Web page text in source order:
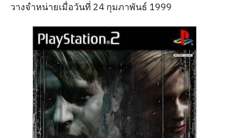
วางจำหน่ายเมื่อวันที่ 24 กุมภาพันธ์ 1999